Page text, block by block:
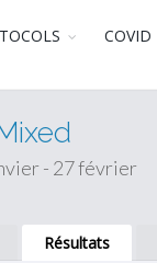
COVID
- 27 février
Résultats